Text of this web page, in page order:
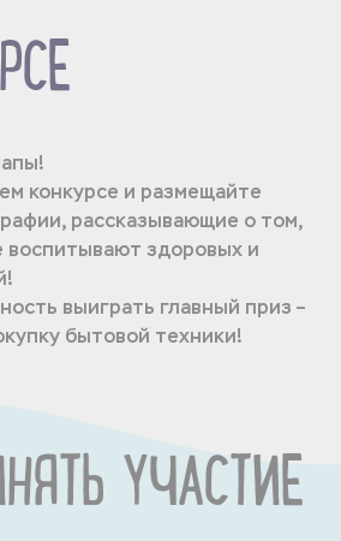
конкурсе и размещайте
рассказывающие о том,
воспитывают здоровых и
выиграть главный приз –
бытовой техники!
УЧАСТИЕ